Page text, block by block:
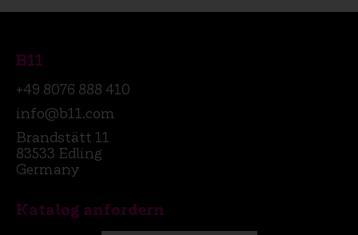
B11
+49 8076 888 410
info@b11.com
Brandstätt 11
83533 Edling
Germany
Katalog anfordern